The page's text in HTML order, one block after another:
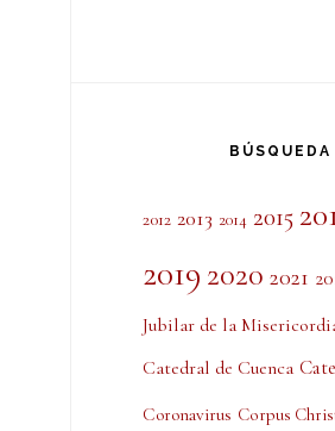
2012 2013 2014 2015
2019 2020 2021
Jubilar de la
Catedral de Cuenca
Coronavirus Corpus